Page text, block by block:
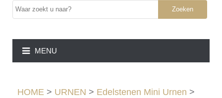
Zoeken
MENU
HOME > URNEN > Edelstenen Mini Urnen >